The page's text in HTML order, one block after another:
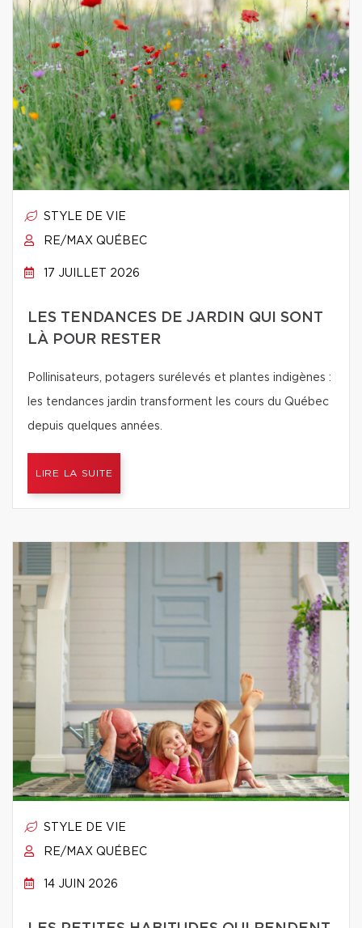
STYLE DE VIE
RE/MAX QUÉBEC
17 JUILLET 2026
LES TENDANCES DE JARDIN QUI SONT
LÀ POUR RESTER
Pollinisateurs, potagers surélevés et plantes indigènes :
les tendances jardin transforment les cours du Québec
depuis quelques années.
LIRE LA SUITE
STYLE DE VIE
RE/MAX QUÉBEC
14 JUIN 2026